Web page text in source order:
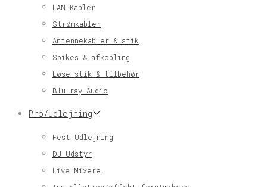
LAN Kabler
Strømkabler
Antennekabler & stik
Spikes & afkobling
Løse stik & tilbehør
Blu-ray Audio
Pro/Udlejning
Fest Udlejning
DJ Udstyr
Live Mixere